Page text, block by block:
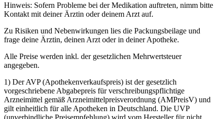
Hinweis: Sofern Probleme bei der Medikation auftreten, nimm bitte
Kontakt mit deiner Ärztin oder deinem Arzt auf.
Zu Risiken und Nebenwirkungen lies die Packungsbeilage und
frage deine Ärztin, deinen Arzt oder in deiner Apotheke.
Alle Preise werden inkl. der gesetzlichen Mehrwertsteuer
angegeben.
1) Der AVP (Apothekenverkaufspreis) ist der gesetzlich
vorgeschriebene Abgabepreis für verschreibungspflichtige
Arzneimittel gemäß Arzneimittelpreisverordnung (AMPreisV) und
gilt einheitlich für alle Apotheken in Deutschland. Die UVP
(unverbindliche Preisempfehlung) wird vom Hersteller für nicht